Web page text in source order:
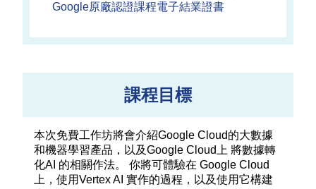
Google原廠認證課程電子結業證書
課程目標
本次免費工作坊將會介紹Google Cloud的大數據
和機器學習產品，以及Google Cloud上 將數據轉
化AI 的相關作法。 你將可體驗在 Google Cloud
上，使用Vertex AI 實作的過程，以及使用它構建